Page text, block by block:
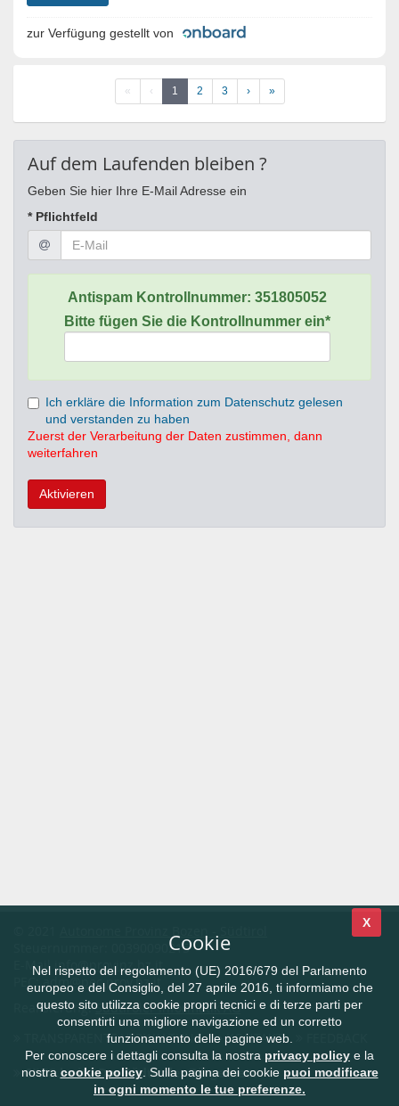
zur Verfügung gestellt von
« ‹ 1 2 3 › »
Auf dem Laufenden bleiben ?
Geben Sie hier Ihre E-Mail Adresse ein
* Pflichtfeld
Antispam Kontrollnummer: 351805052
Bitte fügen Sie die Kontrollnummer ein*
Ich erkläre die Information zum Datenschutz gelesen
und verstanden zu haben
Zuerst der Verarbeitung der Daten zustimmen, dann
weiterfahren
Aktivieren
Steuernummer: 00390090215
E-Mail info@provinz.bz.it
PEC:adm@pec.prov.bz.it
Realisierung:Südtiroler Informatik AG
TRANSPARENTE VERWALTUNG
KONTAKT
CIVIS.bz.it - Das Südtiroler Bürgernetz
X
Cookie
Nel rispetto del regolamento (UE) 2016/679 del Parlamento
europeo e del Consiglio, del 27 aprile 2016, ti informiamo che
questo sito utilizza cookie propri tecnici e di terze parti per
consentirti una migliore navigazione ed un corretto
funzionamento delle pagine web.
Per conoscere i dettagli consulta la nostra privacy policy e la
nostra cookie policy. Sulla pagina dei cookie puoi modificare
in ogni momento le tue preferenze.